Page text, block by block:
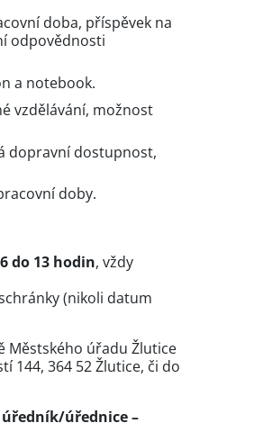
doba, příspěvek na
odpovědnosti
a notebook.
vzdělávání, možnost
dopravní dostupnost,
doby.
do 13 hodin, vždy
(nikoli datum
Městského úřadu Žlutice
144, 364 52 Žlutice, či do
úředník/úřednice –